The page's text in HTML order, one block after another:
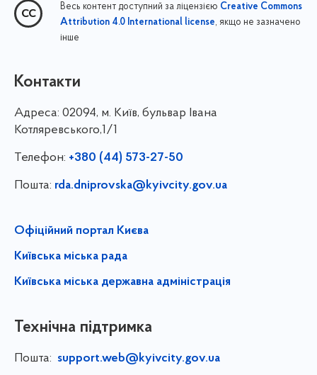
Весь контент доступний за ліцензією Creative Commons
Attribution 4.0 International license, якщо не зазначено
інше
Контакти
Адреса: 02094, м. Київ, бульвар Івана
Котляревського,1/1
Телефон: +380 (44) 573-27-50
Пошта: rda.dniprovska@kyivcity.gov.ua
Офіційний портал Києва
Київська міська рада
Київська міська державна адміністрація
Технічна підтримка
Пошта: support.web@kyivcity.gov.ua